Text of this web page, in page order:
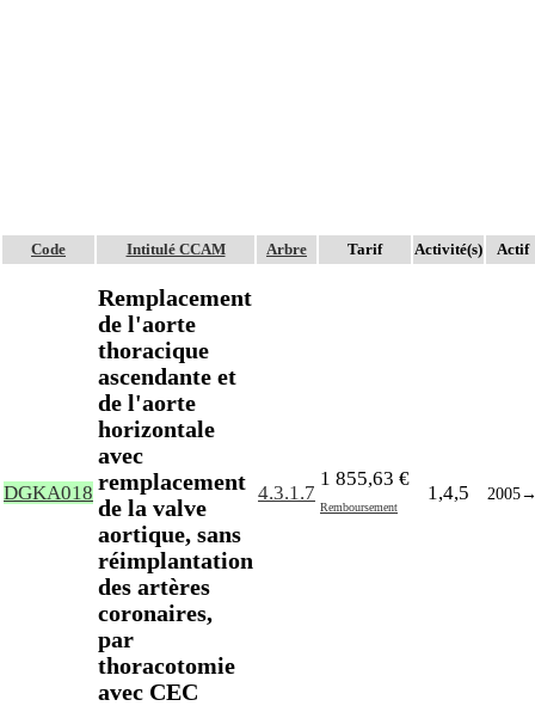
Code Intitulé CCAM Arbre Tarif Activité(s) Actif
DGKA018
Remplacement
de l'aorte
thoracique
ascendante et
de l'aorte
horizontale
avec
remplacement
de la valve
aortique, sans
réimplantation
des artères
coronaires,
par
thoracotomie
avec CEC
4.3.1.7
1 855,63 €
Remboursement
1,4,5 2005